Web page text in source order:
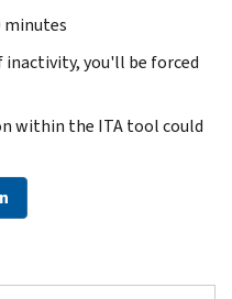
minutes
inactivity, you'll be forced
within the ITA tool could